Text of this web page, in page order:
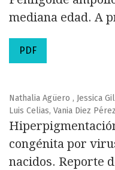
mediana edad. A
PDF
Nathalia Agüero , Jessica
Luis Celias, Vania Diez Pérez
congénita por
nacidos. Reporte